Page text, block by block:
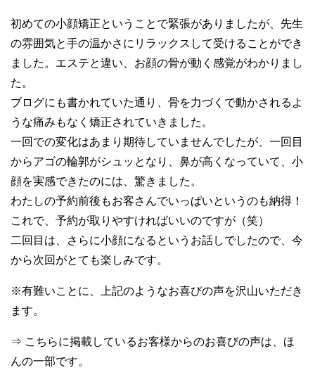
初めての小顔矯正ということで緊張がありましたが、先生
の雰囲気と手の温かさにリラックスして受けることができ
ました。エステと違い、お顔の骨が動く感覚がわかりまし
た。
ブログにも書かれていた通り、骨を力づくで動かされるよ
うな痛みもなく矯正されていきました。
一回での変化はあまり期待していませんでしたが、一回目
からアゴの輪郭がシュッとなり、鼻が高くなっていて、小
顔を実感できたのには、驚きました。
わたしの予約前後もお客さんでいっぱいというのも納得！
これで、予約が取りやすければいいのですが（笑）
二回目は、さらに小顔になるというお話しでしたので、今
から次回がとても楽しみです。
※有難いことに、上記のようなお喜びの声を沢山いただき
ます。
⇒ こちらに掲載しているお客様からのお喜びの声は、ほ
んの一部です。